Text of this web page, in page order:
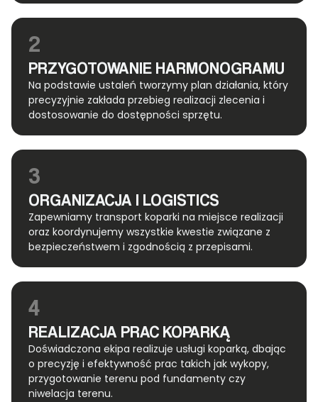
2
PRZYGOTOWANIE HARMONOGRAMU
Na podstawie ustaleń tworzymy plan działania, który
precyzyjnie zakłada przebieg realizacji zlecenia i
dostosowanie do dostępności sprzętu.
3
ORGANIZACJA I LOGISTICS
Zapewniamy transport koparki na miejsce realizacji
oraz koordynujemy wszystkie kwestie związane z
bezpieczeństwem i zgodnością z przepisami.
4
REALIZACJA PRAC KOPARKĄ
Doświadczona ekipa realizuje usługi koparką, dbając
o precyzję i efektywność prac takich jak wykopy,
przygotowanie terenu pod fundamenty czy
niwelacja terenu.